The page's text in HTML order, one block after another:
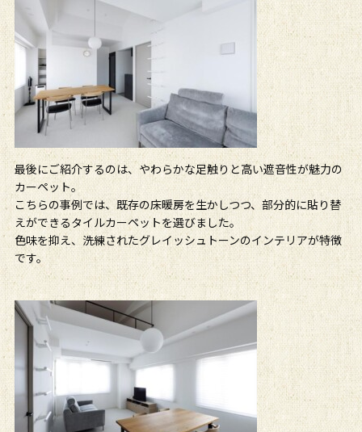
最後にご紹介するのは、やわらかな足触りと高い遮音性が魅力の
カーペット。
こちらの事例では、既存の床暖房を生かしつつ、部分的に貼り替
えができるタイルカーペットを選びました。
色味を抑え、洗練されたグレイッシュトーンのインテリアが特徴
です。